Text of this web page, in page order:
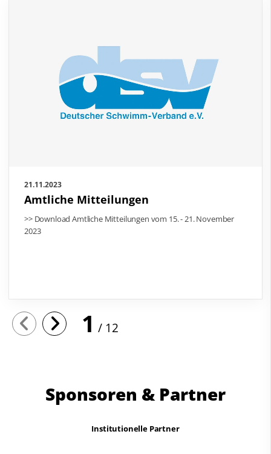
21.11.2023
Amtliche Mitteilungen
>> Download Amtliche Mitteilungen vom 15. - 21. November
2023
1 12
Sponsoren & Partner
Institutionelle Partner